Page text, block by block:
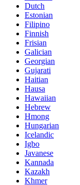
Dutch
Estonian
Filipino
Finnish
Frisian
Galician
Georgian
Gujarati
Haitian
Hausa
Hawaiian
Hebrew
Hmong
Hungarian
Icelandic
Igbo
Javanese
Kannada
Kazakh
Khmer